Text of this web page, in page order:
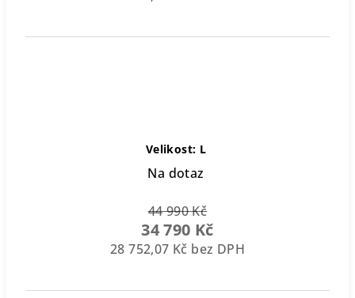
Velikost: L
Na dotaz
44 990 Kč
34 790 Kč
28 752,07 Kč bez DPH